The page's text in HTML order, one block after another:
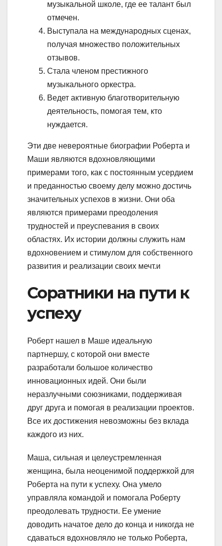
музыкальной школе, где ее талант был
отмечен.
Выступала на международных сценах,
получая множество положительных
отзывов.
Стала членом престижного
музыкального оркестра.
Ведет активную благотворительную
деятельность, помогая тем, кто
нуждается.
Эти две невероятные биографии Роберта и
Маши являются вдохновляющими
примерами того, как с постоянным усердием
и преданностью своему делу можно достичь
значительных успехов в жизни. Они оба
являются примерами преодоления
трудностей и преуспевания в своих
областях. Их истории должны служить нам
вдохновением и стимулом для собственного
развития и реализации своих мечт.и
Соратники на пути к
успеху
Роберт нашел в Маше идеальную
партнершу, с которой они вместе
разработали большое количество
инновационных идей. Они были
неразлучными союзниками, поддерживая
друг друга и помогая в реализации проектов.
Все их достижения невозможны без вклада
каждого из них.
Маша, сильная и целеустремленная
женщина, была неоценимой поддержкой для
Роберта на пути к успеху. Она умело
управляла командой и помогала Роберту
преодолевать трудности. Ее умение
доводить начатое дело до конца и никогда не
сдаваться вдохновляло не только Роберта,